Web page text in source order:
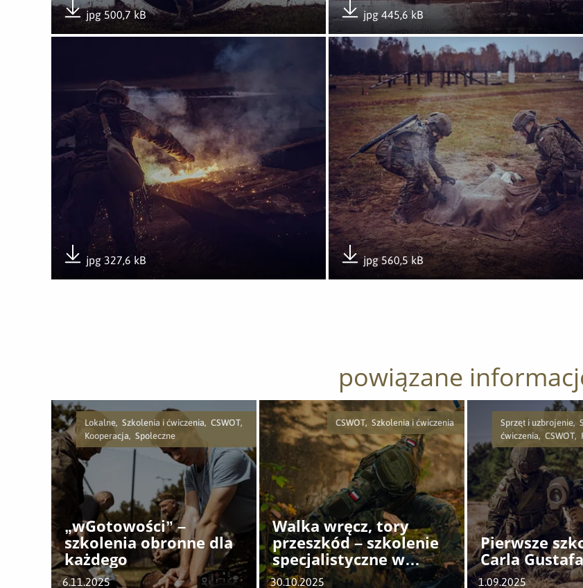
jpg 500,7 kB
Pobierz załącznik
jpg 445,6 kB
Pobierz załącznik
Otwórz załącznik Ogień i skażenie kontra żołnierze CSWOT
jpg 327,6 kB
Pobierz załącznik
Otwórz załącznik Ogień i skażenie kontra żołnierze
jpg 560,5 kB
Pobierz załącznik
powiązane
Lokalne, Szkolenia i ćwiczenia, CSWOT,
Kooperacja, Społeczne
„wGotowości” –
szkolenia obronne dla
każdego
6.11.2025
CSWOT, Szkolenia i ćwiczenia
Walka wręcz, tory
przeszkód – szkolenie
specjalistyczne w
CSWOT
30.10.2025
Sprzęt i uzbrojenie,
ćwiczenia, CSWOT,
Pierwsze
Carla Gustafa
1.09.2025